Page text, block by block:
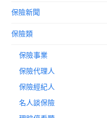
保險新聞
保險類
保險事業
保險代理人
保險經紀人
名人談保險